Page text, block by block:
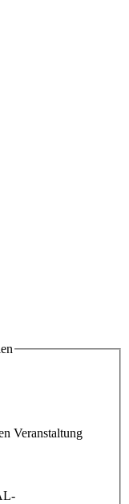
Veranstaltung